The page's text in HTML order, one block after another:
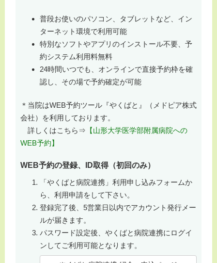
普段お使いのパソコン、タブレットなど、イン
ターネット環境で利用可能
特別なソフトやアプリのインストール不要、予
約システム利用料無料
24時間いつでも、オンラインで直接予約枠を確
認し、その場で予約確定が可能
＊当院はWEB予約ツール『やくばと』（メドピア株式
会社）を利用しております。
詳しくはこちら⇒ 【山形大学医学部附属病院への
WEB予約】
WEB予約の登録、ID取得（初回のみ）
「やくばと病院連携」利用申し込みフォームか
ら、利用申請をして下さい。
登録完了後、5営業日以内でアカウント発行メー
ルが届きます。
パスワード設定後、やくばと病院連携にログイ
ンしてご利用可能となります。